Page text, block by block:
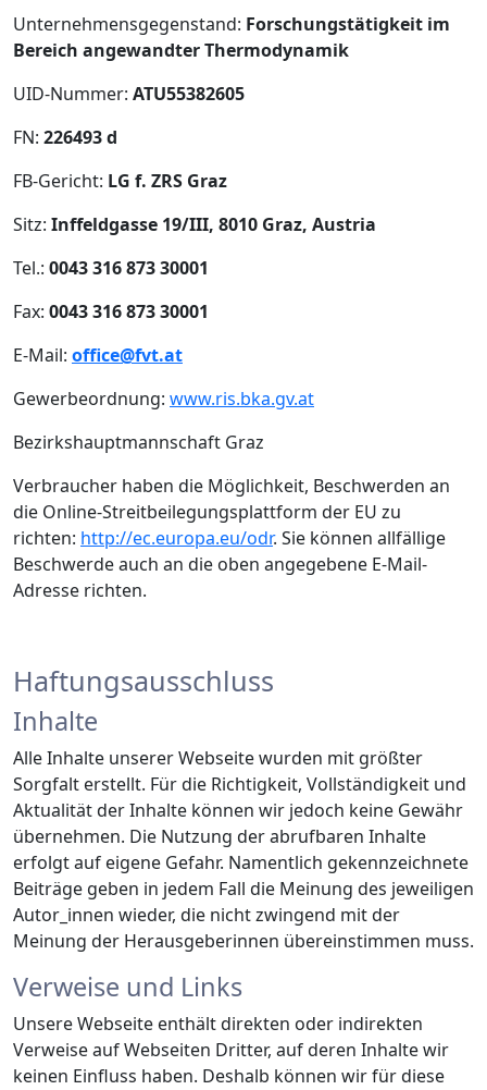
Unternehmensgegenstand: Forschungstätigkeit im
Bereich angewandter Thermodynamik
UID-Nummer: ATU55382605
FN: 226493 d
FB-Gericht: LG f. ZRS Graz
Sitz: Inffeldgasse 19/III, 8010 Graz, Austria
Tel.: 0043 316 873 30001
Fax: 0043 316 873 30001
E-Mail: office@fvt.at
Gewerbeordnung: www.ris.bka.gv.at
Bezirkshauptmannschaft Graz
Verbraucher haben die Möglichkeit, Beschwerden an
die Online-Streitbeilegungsplattform der EU zu
richten: http://ec.europa.eu/odr. Sie können allfällige
Beschwerde auch an die oben angegebene E-Mail-
Adresse richten.
Haftungsausschluss
Inhalte
Alle Inhalte unserer Webseite wurden mit größter
Sorgfalt erstellt. Für die Richtigkeit, Vollständigkeit und
Aktualität der Inhalte können wir jedoch keine Gewähr
übernehmen. Die Nutzung der abrufbaren Inhalte
erfolgt auf eigene Gefahr. Namentlich gekennzeichnete
Beiträge geben in jedem Fall die Meinung des jeweiligen
Autor_innen wieder, die nicht zwingend mit der
Meinung der Herausgeberinnen übereinstimmen muss.
Verweise und Links
Unsere Webseite enthält direkten oder indirekten
Verweise auf Webseiten Dritter, auf deren Inhalte wir
keinen Einfluss haben. Deshalb können wir für diese